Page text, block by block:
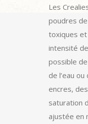
Les
poudres
toxiques et
intensité
possible
de l’eau
encres,
saturation
ajustée en